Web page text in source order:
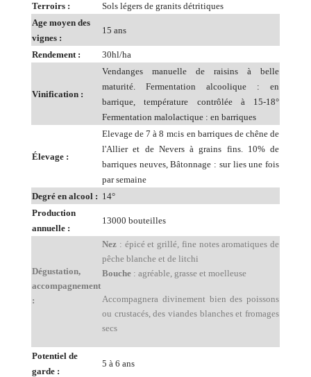
Terroirs :
Sols légers de granits détritiques
Age moyen des
vignes :
15 ans
Rendement : 30hl/ha
Vinification :
Vendanges manuelle de raisins à belle
maturité. Fermentation alcoolique : en
barrique, température contrôlée à 15-18°
Fermentation malolactique : en barriques
Élevage :
Elevage de 7 à 8 mois en barriques de chêne de
l'Allier et de Nevers à grains fins. 10% de
barriques neuves, Bâtonnage : sur lies une fois
par semaine
Degré en alcool : 14°
Production
annuelle :
13000 bouteilles
Dégustation,
accompagnement
:
Nez : épicé et grillé, fine notes aromatiques de
pêche blanche et de litchi
Bouche : agréable, grasse et moelleuse
Accompagnera divinement bien des poissons
ou crustacés, des viandes blanches et fromages
secs
Potentiel de
garde :
5 à 6 ans